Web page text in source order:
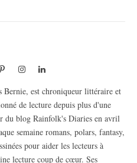
PinterestInstagramLinkedIn
est chroniqueur littéraire et
de lecture depuis plus d'une
du blog Rainfolk's Diaries en avril
semaine romans, polars, fantasy,
pour aider les lecteurs à
lecture coup de cœur. Ses